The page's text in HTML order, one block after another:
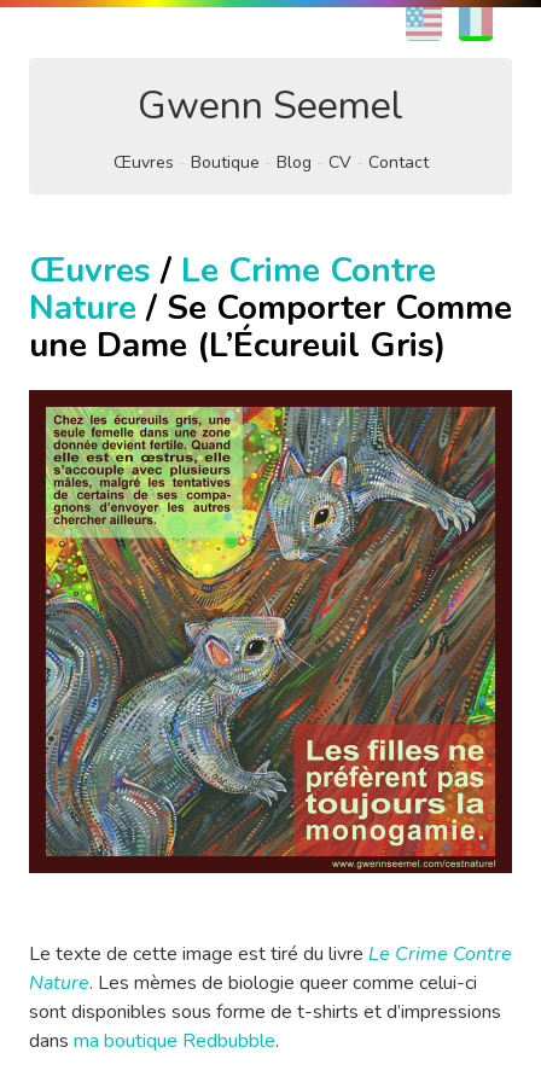
EN
Gwenn Seemel
Œuvres Boutique Blog CV Contact
Œuvres / Le Crime Contre
Nature/ Se Comporter Comme
une Dame (L’Écureuil Gris)
Le texte de cette image est tiré du livre Le Crime Contre
Nature. Les mèmes de biologie queer comme celui-ci
sont disponibles sous forme de t-shirts et d’impressions
dans ma boutique Redbubble.